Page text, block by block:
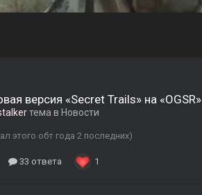
версия «Secret Trails» на «OGSR»
тема в Новости
этого обт года 2 последних)
33 ответа 1